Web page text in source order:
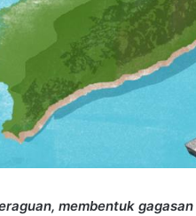
membentuk